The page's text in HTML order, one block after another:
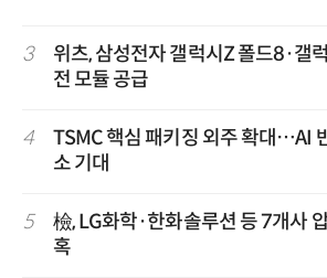
3
위츠, 삼성전자 갤럭시Z 폴드8·갤
전 모듈 공급
4
TSMC 핵심 패키징 외주 확대…AI
소 기대
5
檢, LG화학·한화솔루션 등 7개사
혹